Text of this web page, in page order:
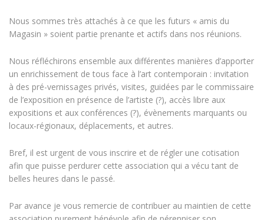
Nous sommes très attachés à ce que les futurs « amis du
Magasin » soient partie prenante et actifs dans nos réunions.
Nous réfléchirons ensemble aux différentes manières d’apporter
un enrichissement de tous face à l’art contemporain : invitation
à des pré-vernissages privés, visites, guidées par le commissaire
de l’exposition en présence de l’artiste (?), accès libre aux
expositions et aux conférences (?), évènements marquants ou
locaux-régionaux, déplacements, et autres.
Bref, il est urgent de vous inscrire et de régler une cotisation
afin que puisse perdurer cette association qui a vécu tant de
belles heures dans le passé.
Par avance je vous remercie de contribuer au maintien de cette